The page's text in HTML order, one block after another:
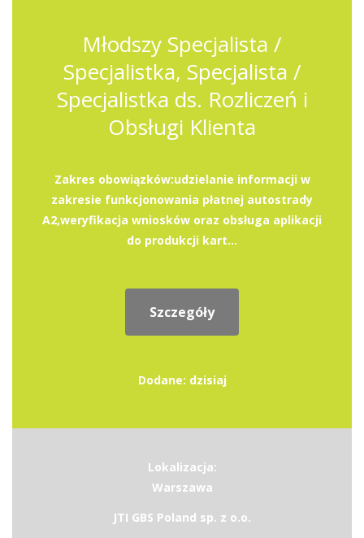
Młodszy Specjalista /
Specjalistka, Specjalista /
Specjalistka ds. Rozliczeń i
Obsługi Klienta
Zakres obowiązków:udzielanie informacji w
zakresie funkcjonowania płatnej autostrady
A2,weryfikacja wniosków oraz obsługa aplikacji
do produkcji kart...
Szczegóły
Dodane: dzisiaj
Lokalizacja:
Warszawa
JTI GBS Poland sp. z o.o.